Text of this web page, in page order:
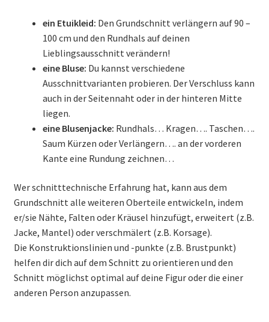
ein Etuikleid: Den Grundschnitt verlängern auf 90 –
100 cm und den Rundhals auf deinen
Lieblingsausschnitt verändern!
eine Bluse: Du kannst verschiedene
Ausschnittvarianten probieren. Der Verschluss kann
auch in der Seitennaht oder in der hinteren Mitte
liegen.
eine Blusenjacke: Rundhals… Kragen…. Taschen….
Saum Kürzen oder Verlängern…. an der vorderen
Kante eine Rundung zeichnen…
Wer schnitttechnische Erfahrung hat, kann aus dem
Grundschnitt alle weiteren Oberteile entwickeln, indem
er/sie Nähte, Falten oder Kräusel hinzufügt, erweitert (z.B.
Jacke, Mantel) oder verschmälert (z.B. Korsage).
Die Konstruktionslinien und -punkte (z.B. Brustpunkt)
helfen dir dich auf dem Schnitt zu orientieren und den
Schnitt möglichst optimal auf deine Figur oder die einer
anderen Person anzupassen.